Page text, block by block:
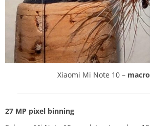
Xiaomi Mi Note 10 –
27 MP pixel binning